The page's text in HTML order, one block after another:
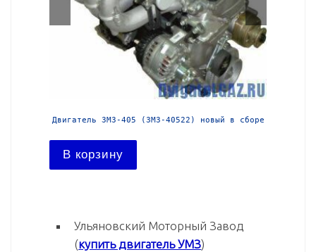
Двигатель ЗМЗ-405 (ЗМЗ-40522) новый в сборе
В корзину
Ульяновский Моторный Завод
(купить двигатель УМЗ)